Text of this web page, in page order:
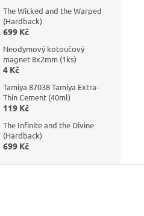
The Wicked and the Warped
(Hardback)
699 Kč
Neodymový kotoučový
magnet 8x2mm (1ks)
4 Kč
Tamiya 87038 Tamiya Extra-
Thin Cement (40ml)
119 Kč
The Infinite and the Divine
(Hardback)
699 Kč